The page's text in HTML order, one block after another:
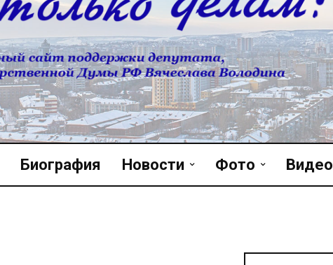
Биография Новости Фото Видео